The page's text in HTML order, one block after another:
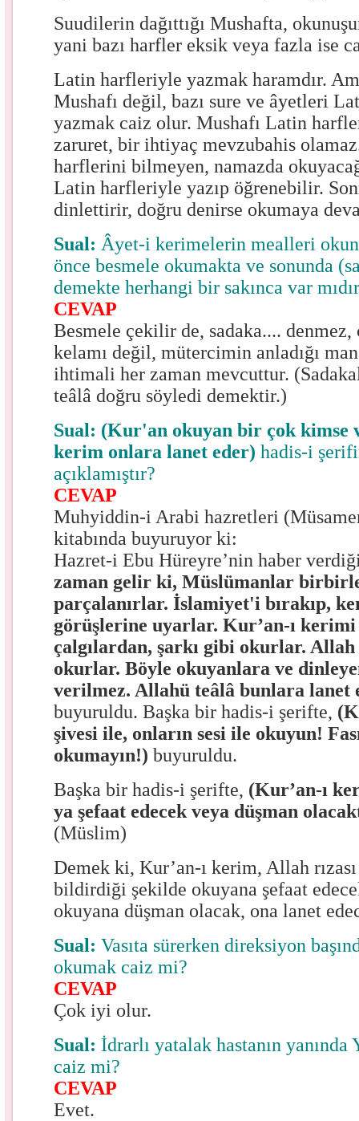
Suudilerin dağıttığı Mushafta,
yani bazı harfler eksik veya fazla ise
Latin harfleriyle yazmak haramdır.
Mushafı değil, bazı sure ve âyetleri
yazmak caiz olur. Mushafı Latin
zaruret, bir ihtiyaç mevzubahis
harflerini bilmeyen, namazda
Latin harfleriyle yazıp öğrenebilir.
dinlettirir, doğru denirse okumaya
Sual: Âyet-i kerimelerin mealleri
önce besmele okumakta ve sonunda
demekte herhangi bir sakınca var
CEVAP
Besmele çekilir de, sadaka.... denmez,
kelamı değil, mütercimin anladığı
ihtimali her zaman mevcuttur.
teâlâ doğru söyledi demektir.)
Sual: (Kur'an okuyan bir çok kimse
kerim onlara lanet eder) hadis-i
açıklamıştır?
CEVAP
Muhyiddin-i Arabi hazretleri
kitabında buyuruyor ki:
Hazret-i Ebu Hüreyre’nin haber
zaman gelir ki, Müslümanlar
parçalanırlar. İslamiyet'i bırakıp,
görüşlerine uyarlar. Kur’an-ı
çalgılardan, şarkı gibi okurlar.
okurlar. Böyle okuyanlara ve
verilmez. Allahü teâlâ bunlara lanet
buyuruldu. Başka bir hadis-i şerifte,
şivesi ile, onların sesi ile okuyun!
okumayın!) buyuruldu.
Başka bir hadis-i şerifte, (Kur’an-ı
ya şefaat edecek veya düşman
(Müslim)
Demek ki, Kur’an-ı kerim, Allah
bildirdiği şekilde okuyana şefaat
okuyana düşman olacak, ona lanet
Sual: Vasıta sürerken direksiyon
okumak caiz mi?
CEVAP
Çok iyi olur.
Sual: İdrarlı yatalak hastanın
caiz mi?
CEVAP
Evet.